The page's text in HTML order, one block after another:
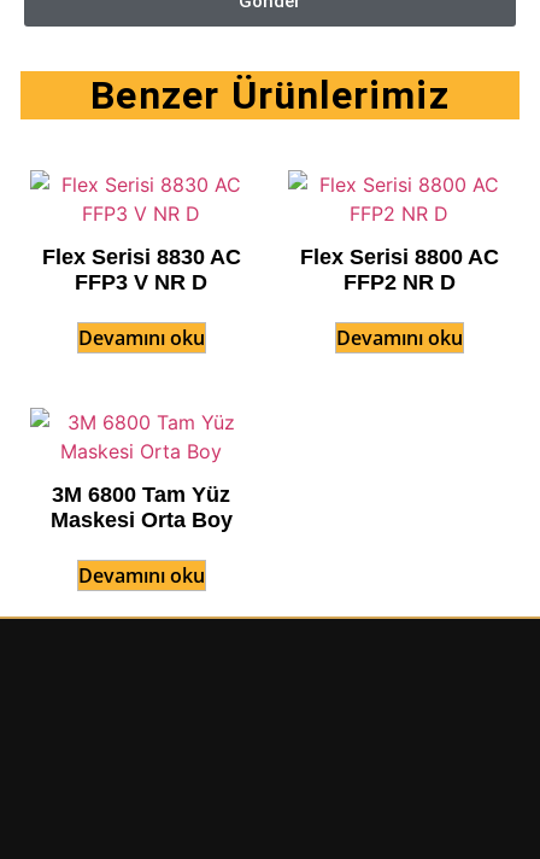
Benzer Ürünlerimiz
Flex Serisi 8830 AC
FFP3 V NR D
Devamını oku
Flex Serisi 8800 AC
FFP2 NR D
Devamını oku
3M 6800 Tam Yüz
Maskesi Orta Boy
Devamını oku